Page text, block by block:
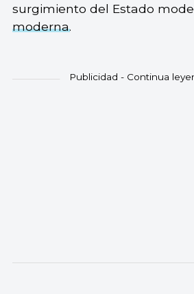
surgimiento del Estado
moderna.